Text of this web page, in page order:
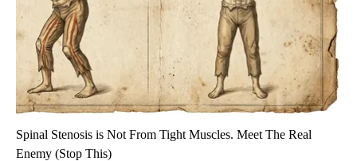
Spinal Stenosis is Not From Tight Muscles. Meet The Real
Enemy (Stop This)